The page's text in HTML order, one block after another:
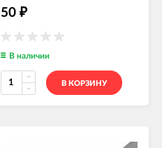
50 ₽
В наличии
В КОРЗИНУ